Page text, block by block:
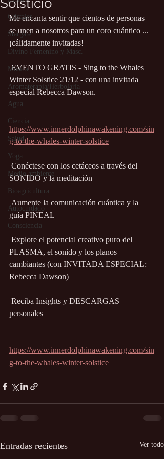
Cristales
Stargate
Divino Femenino y Masc.
Música
Aromaterapia/Herbolaria
Agua
Ciencia
Salud
Yoga
Medio ambiente
Bioagricultura
Autocuidado
Consciencia
Solsticio
Me encanta sentir que cientos de personas
se unen a nosotros para un coro cuántico ...
¡cálidamente invitadas!
EVENTO GRATIS - Sing to the Whales
Winter Solstice 21/12 - con una invitada
especial Rebecca Dawson.
https://www.innerdolphinawakening.com/sin
g-to-the-whales-winter-solstice
SONIDO y la meditación
guía PINEAL
PLASMA, el sonido y los planos
cambiantes (con INVITADA ESPECIAL:
Rebecca Dawson)
personales
https://www.innerdolphinawakening.com/sin
g-to-the-whales-winter-solstice
Entradas recientes Ver todo